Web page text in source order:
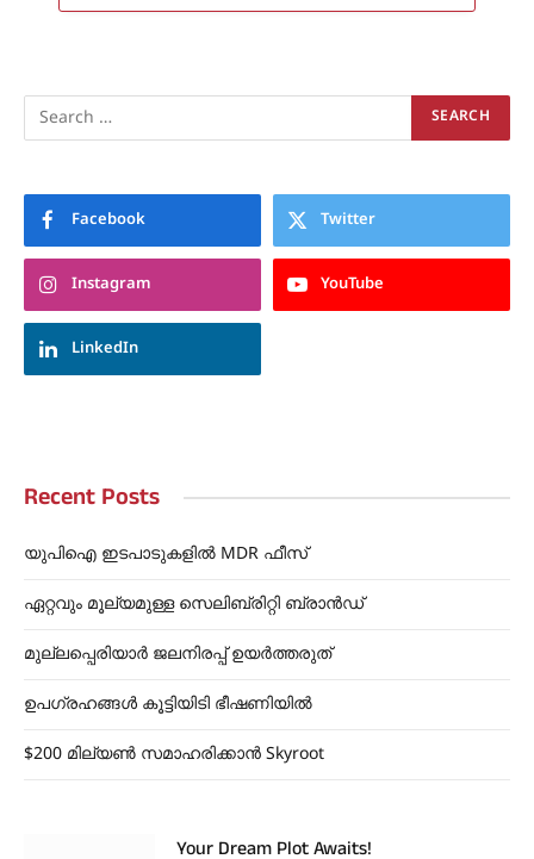
Facebook Twitter
Instagram YouTube
LinkedIn
Recent Posts
യുപിഐ ഇടപാടുകളിൽ MDR ഫീസ്
ഏറ്റവും മൂല്യമുള്ള സെലിബ്രിറ്റി ബ്രാൻഡ്
മുല്ലപ്പെരിയാർ ജലനിരപ്പ് ഉയർത്തരുത്
ഉപഗ്രഹങ്ങൾ കൂട്ടിയിടി ഭീഷണിയിൽ
$200 മില്യൺ സമാഹരിക്കാൻ Skyroot
Your Dream Plot Awaits!